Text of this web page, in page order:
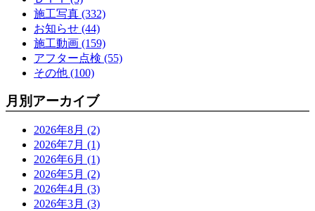
施工写真 (332)
お知らせ (44)
施工動画 (159)
アフター点検 (55)
その他 (100)
月別アーカイブ
2026年8月 (2)
2026年7月 (1)
2026年6月 (1)
2026年5月 (2)
2026年4月 (3)
2026年3月 (3)